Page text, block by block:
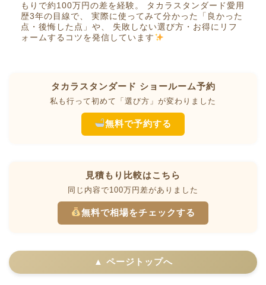
もりで約100万円の差を経験。 タカラスタンダード愛用
歴3年の目線で、 実際に使ってみて分かった「良かった
点・後悔した点」や、 失敗しない選び方・お得にリフ
ォームするコツを発信しています
タカラスタンダード ショールーム予約
私も行って初めて「選び方」が変わりました
無料で予約する
見積もり比較はこちら
同じ内容で100万円差がありました
無料で相場をチェックする
▲ ページトップへ